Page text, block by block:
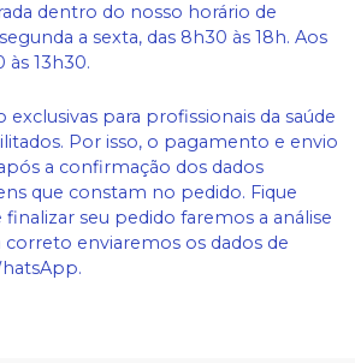
dentro do nosso horário de
a sexta, das 8h30 às 18h. Aos
às 13h30.
exclusivas para profissionais da saúde
Por isso, o pagamento e envio
a confirmação dos dados
que constam no pedido. Fique
seu pedido faremos a análise
correto enviaremos os dados de